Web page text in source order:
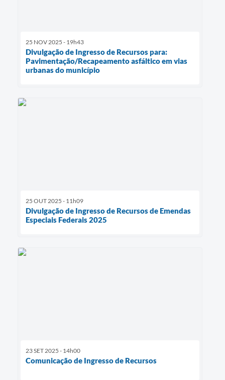
25 NOV 2025 - 19h43
Divulgação de Ingresso de Recursos para:
Pavimentação/Recapeamento asfáltico em vias
urbanas do município
25 OUT 2025 - 11h09
Divulgação de Ingresso de Recursos de Emendas
Especiais Federais 2025
23 SET 2025 - 14h00
Comunicação de Ingresso de Recursos